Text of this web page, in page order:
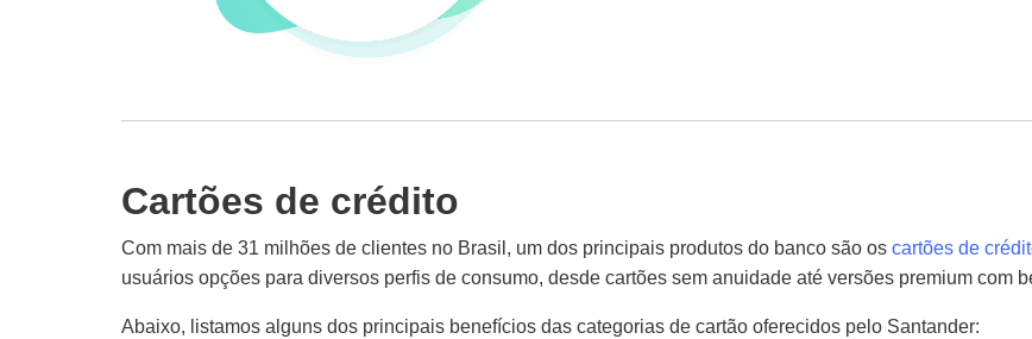
Cartões de crédito
Com mais de 31 milhões de clientes no Brasil, um dos principais produtos do banco são os cartões de
usuários opções para diversos perfis de consumo, desde cartões sem anuidade até versões premium com
Abaixo, listamos alguns dos principais benefícios das categorias de cartão oferecidos pelo Santander: